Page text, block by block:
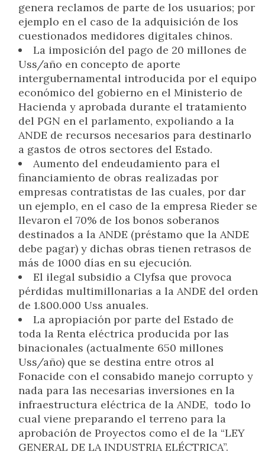
genera reclamos de parte de los usuarios; por
ejemplo en el caso de la adquisición de los
cuestionados medidores digitales chinos.
La imposición del pago de 20 millones de
Uss/año en concepto de aporte
intergubernamental introducida por el equipo
económico del gobierno en el Ministerio de
Hacienda y aprobada durante el tratamiento
del PGN en el parlamento, expoliando a la
ANDE de recursos necesarios para destinarlo
a gastos de otros sectores del Estado.
Aumento del endeudamiento para el
financiamiento de obras realizadas por
empresas contratistas de las cuales, por dar
un ejemplo, en el caso de la empresa Rieder se
llevaron el 70% de los bonos soberanos
destinados a la ANDE (préstamo que la ANDE
debe pagar) y dichas obras tienen retrasos de
más de 1000 días en su ejecución.
El ilegal subsidio a Clyfsa que provoca
pérdidas multimillonarias a la ANDE del orden
de 1.800.000 Uss anuales.
La apropiación por parte del Estado de
toda la Renta eléctrica producida por las
binacionales (actualmente 650 millones
Uss/año) que se destina entre otros al
Fonacide con el consabido manejo corrupto y
nada para las necesarias inversiones en la
infraestructura eléctrica de la ANDE, todo lo
cual viene preparando el terreno para la
aprobación de Proyectos como el de la “LEY
GENERAL DE LA INDUSTRIA ELÉCTRICA”.